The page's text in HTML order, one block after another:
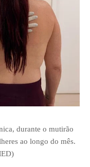
durante o mutirão
ao longo do mês.